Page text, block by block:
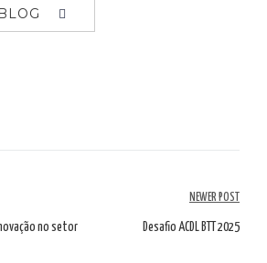
no setor
NEWER POST
Desafio ACDL BTT 2025